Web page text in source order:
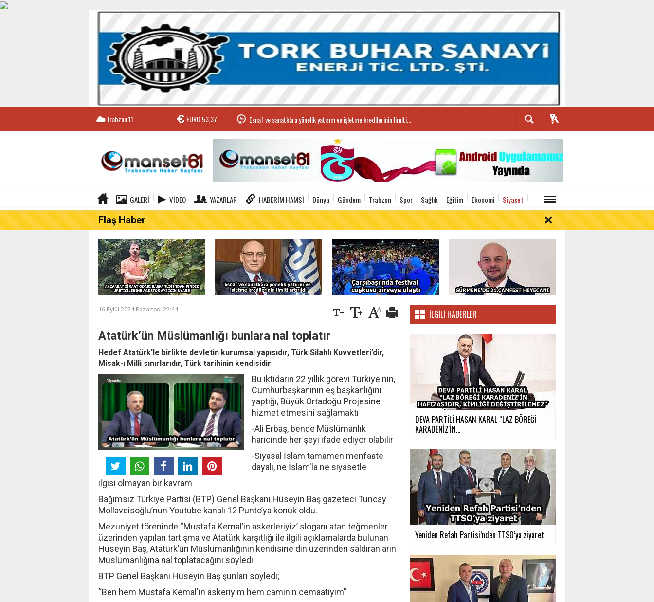
Trabzon11 EURO53,37 Esnaf ve sanatkâra yönelik yatırım ve işletme kredilerinin limiti...
GALERI VIDEO YAZARLAR HABERIM HAMSI Dünya Gündem Trabzon Spor Sağlık Eğitim Ekonomi Siyaset
Flaş Haber
AKÇAABAT ZİRAAT ODASI BAŞKANLIĞINDAN FINDIK ÜRETİCİLERİNE AĞUSTOS AYI İÇİN UYARI!
16 Eylül 2024 Pazartesi 22:44
Atatürk’ün Müslümanlığı bunlara nal toplatır
Hedef Atatürk'le birlikte devletin kurumsal yapısıdır, Türk Silahlı Kuvvetleri’dir,
Misak-ı Milli sınırlarıdır, Türk tarihinin kendisidir
Bu iktidarın 22 yıllık görevi Türkiye'nin,
Cumhurbaşkanının eş başkanlığını
yaptığı, Büyük Ortadoğu Projesine
hizmet etmesini sağlamaktı
-Ali Erbaş, bende Müslümanlık
haricinde her şeyi ifade ediyor olabilir
-Siyasal İslam tamamen menfaate
dayalı, ne İslam'la ne siyasetle
ilgisi olmayan bir kavram
Bağımsız Türkiye Partisi (BTP) Genel Başkanı Hüseyin Baş gazeteci Tuncay
Mollaveisoğlu’nun Youtube kanalı 12 Punto’ya konuk oldu.
Mezuniyet töreninde “Mustafa Kemal’in askerleriyiz’ sloganı atan teğmenler
üzerinden yapılan tartışma ve Atatürk karşıtlığı ile ilgili açıklamalarda bulunan
Hüseyin Baş, Atatürk’ün Müslümanlığının kendisine din üzerinden saldıranların
Müslümanlığına nal toplatacağını söyledi.
BTP Genel Başkanı Hüseyin Baş şunları söyledi;
“Ben hem Mustafa Kemal'in askeriyim hem caminin cemaatiyim”
İLGILI HABERLER
DEVA PARTİLİ HASAN KARAL “LAZ BÖREĞİ
KARADENİZ'İN...
Yeniden Refah Partisi’nden TTSO’ya ziyaret